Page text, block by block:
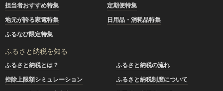
担当者おすすめ特集
定期便特集
地元が誇る家電特集
日用品・消耗品特集
ふるなび限定特集
ふるさと納税を知る
ふるさと納税とは？
ふるさと納税の流れ
控除上限額シミュレーション
ふるさと納税制度について